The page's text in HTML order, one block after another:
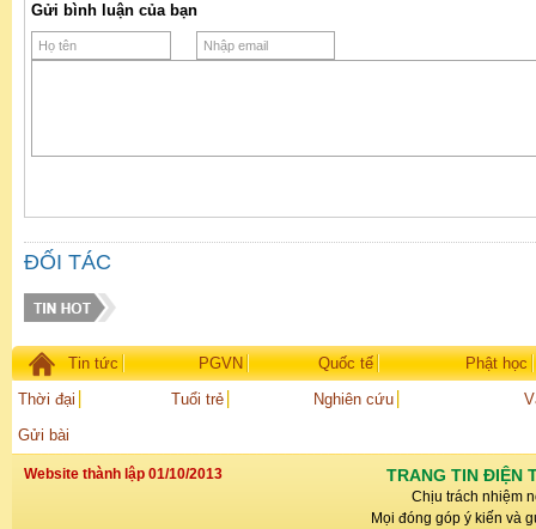
Gửi bình luận của bạn
ĐỐI TÁC
Tin tức PGVN Quốc tế
Phật học
Thời đại
Tuổi trẻ Nghiên cứu
Gửi bài
Website thành lập 01/10/2013 TRANG TIN ĐIỆN
Chịu trách nhiệm
Mọi đóng góp ý kiến và